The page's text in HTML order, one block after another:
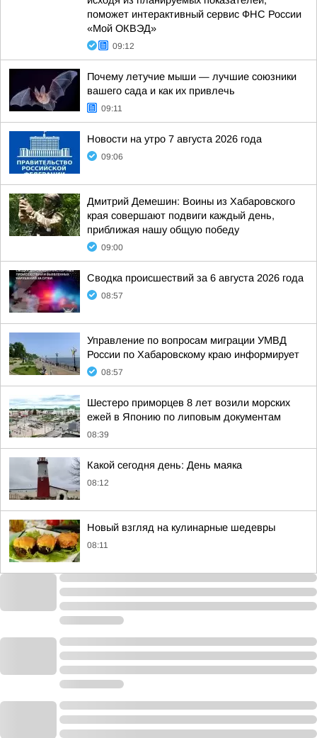
поможет интерактивный сервис ФНС России
«Мой ОКВЭД»
09:12
Почему летучие мыши — лучшие союзники
вашего сада и как их привлечь
09:11
Новости на утро 7 августа 2026 года
09:06
Дмитрий Демешин: Воины из Хабаровского
края совершают подвиги каждый день,
приближая нашу общую победу
09:00
Сводка происшествий за 6 августа 2026 года
08:57
Управление по вопросам миграции УМВД
России по Хабаровскому краю информирует
08:57
Шестеро приморцев 8 лет возили морских
ежей в Японию по липовым документам
08:39
Какой сегодня день: День маяка
08:12
Новый взгляд на кулинарные шедевры
08:11